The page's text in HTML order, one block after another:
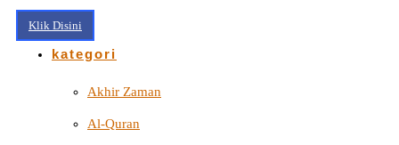
Klik Disini
kategori
Akhir Zaman
Al-Quran